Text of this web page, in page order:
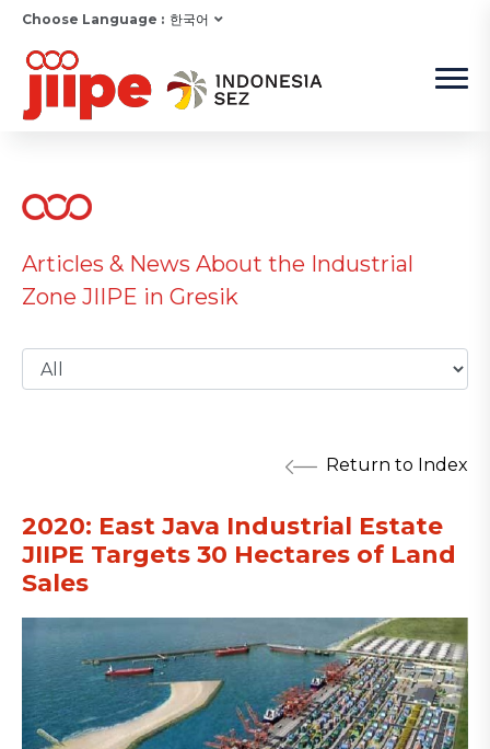
Choose Language : 한국어
Articles & News About the Industrial
Zone JIIPE in Gresik
Return to Index
2020: East Java Industrial Estate
JIIPE Targets 30 Hectares of Land
Sales